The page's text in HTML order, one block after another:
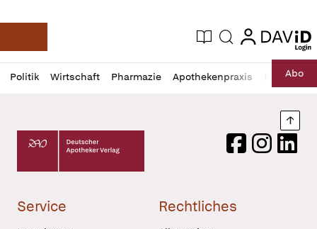
Deutsche Apotheker Zeitung
Aktuelle Ausgabe
Suche login
login
Politik Wirtschaft Pharmazie Apothekenpraxis RechtAbo
Profil
öffnen
Daz
Pur
Deutscher Apotheker Verlag Logo
FacebookInstagram
Service Rechtliches